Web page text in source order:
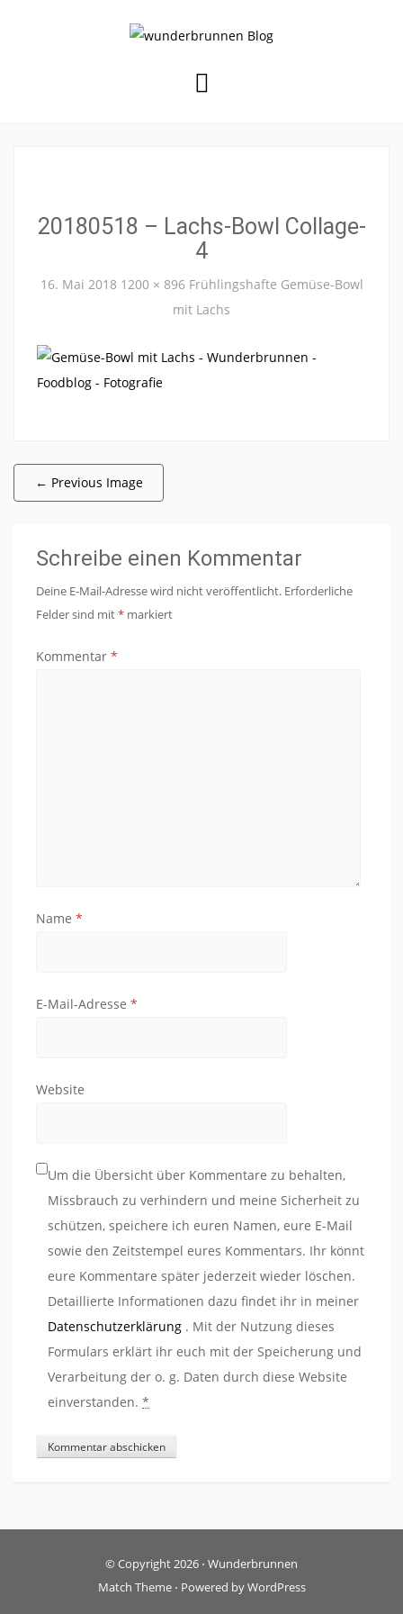
20180518 – Lachs-Bowl Collage-
4
16. Mai 2018 1200 × 896 Frühlingshafte Gemüse-Bowl
mit Lachs
← Previous Image
Schreibe einen Kommentar
Deine E-Mail-Adresse wird nicht veröffentlicht. Erforderliche
Felder sind mit* markiert
Kommentar *
Name *
E-Mail-Adresse *
Website
Um die Übersicht über Kommentare zu behalten,
Missbrauch zu verhindern und meine Sicherheit zu
schützen, speichere ich euren Namen, eure E-Mail
sowie den Zeitstempel eures Kommentars. Ihr könnt
eure Kommentare später jederzeit wieder löschen.
Detaillierte Informationen dazu findet ihr in meiner
Datenschutzerklärung . Mit der Nutzung dieses
Formulars erklärt ihr euch mit der Speicherung und
Verarbeitung der o. g. Daten durch diese Website
einverstanden. *
© Copyright 2026 ⋅ Wunderbrunnen
Match Theme ⋅ Powered byWordPress